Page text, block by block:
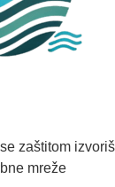
zaštitom
mreže